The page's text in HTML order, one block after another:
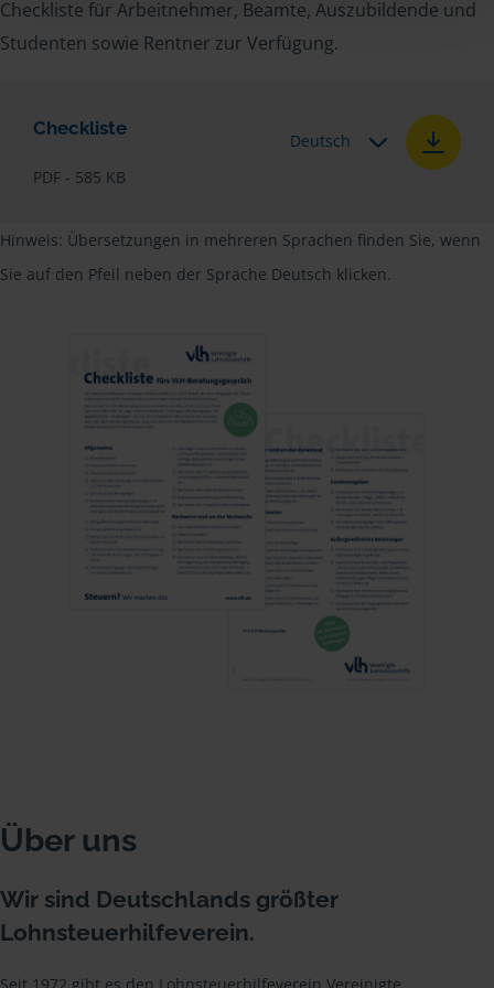
Checkliste für Arbeitnehmer, Beamte, Auszubildende und
Studenten sowie Rentner zur Verfügung.
Checkliste
PDF - 585 KB
Deutsch
Hinweis: Übersetzungen in mehreren Sprachen finden Sie, wenn
Sie auf den Pfeil neben der Sprache Deutsch klicken.
Über uns
Wir sind Deutschlands größter
Lohnsteuerhilfeverein.